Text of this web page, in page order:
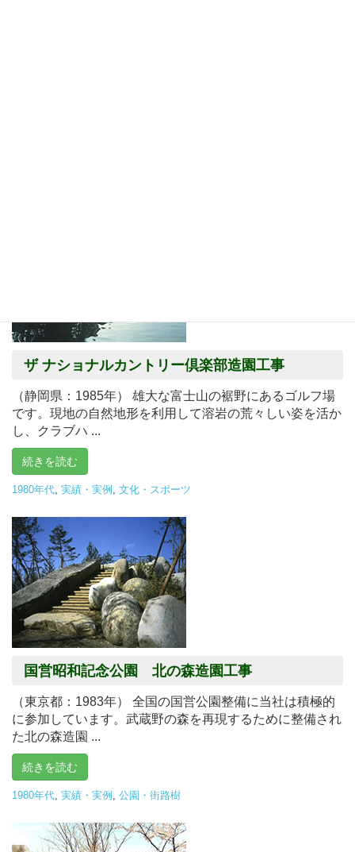
ザ ナショナルカントリー倶楽部造園工事
（静岡県：1985年） 雄大な富士山の裾野にあるゴルフ場
です。現地の自然地形を利用して溶岩の荒々しい姿を活か
し、クラブハ ...
続きを読む
1980年代, 実績・実例 , 文化・スポーツ
国営昭和記念公園 北の森造園工事
（東京都：1983年） 全国の国営公園整備に当社は積極的
に参加しています。武蔵野の森を再現するために整備され
た北の森造園 ...
続きを読む
1980年代, 実績・実例 , 公園・街路樹